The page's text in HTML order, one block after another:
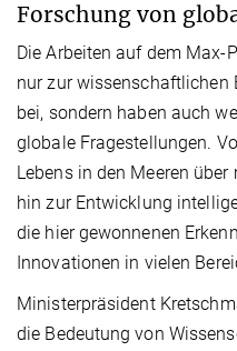
Forschung von
Die Arbeiten auf dem
nur zur wissenschaftlichen
bei, sondern haben auch
globale Fragestellungen.
Lebens in den Meeren
hin zur Entwicklung
die hier gewonnenen
Innovationen in vielen
Ministerpräsident
die Bedeutung von